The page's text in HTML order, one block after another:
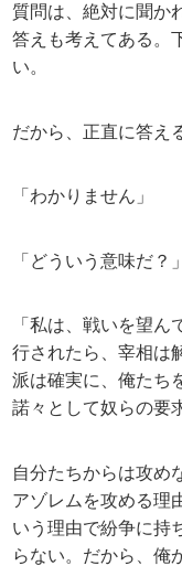
質問は、絶対に聞か
答えも考えてある。
い。
だから、正直に答え
「わかりません」
「どういう意味だ？」
「私は、戦いを望
行されたら、宰相は
派は確実に、俺たち
諾々として奴らの要
自分たちからは攻め
アゾレムを攻める理
いう理由で紛争に持
らない。だから、俺